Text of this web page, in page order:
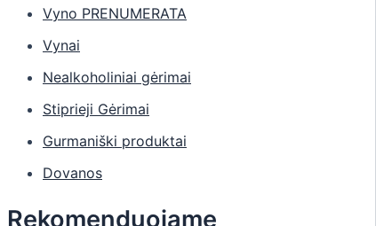
Vyno PRENUMERATA
Vynai
Nealkoholiniai gėrimai
Stiprieji Gėrimai
Gurmaniški produktai
Dovanos
Rekomenduojame